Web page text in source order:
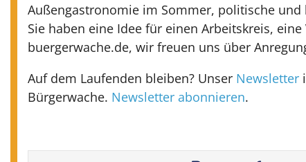
Außengastronomie im Sommer, politische
Sie haben eine Idee für einen Arbeitskreis,
buergerwache.de, wir freuen uns über
Auf dem Laufenden bleiben? Unser Newsletter
Bürgerwache. Newsletter abonnieren.